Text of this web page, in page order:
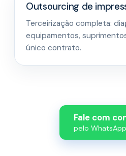
Outsourcing de
Terceirização completa:
equipamentos,
único contrato.
Fale com
pelo WhatsApp